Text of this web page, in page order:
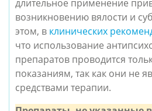
длительное применение
возникновению вялости и
этом, в клинических
что использование
препаратов проводится
показаниям, так как они не
средствами терапии.